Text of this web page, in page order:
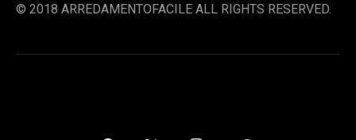
© 2018 ARREDAMENTOFACILE ALL RIGHTS RESERVED.